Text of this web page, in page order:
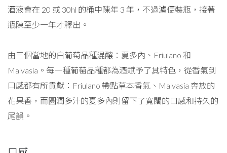
酒液會在 20 或 30hl 的桶中陳年 3 年，不過濾便裝瓶，接著
瓶陳至少一年才釋出。
由三個當地的白葡萄品種混釀：夏多內、Friulano 和
Malvasia。每一種葡萄品種都為酒賦予了其特色，從香氣到
口感都有所貢獻：Friulano 帶點草本香氣、Malvasia 奔放的
花果香，而圓潤多汁的夏多內則留下了寬闊的口感和持久的
尾韻。